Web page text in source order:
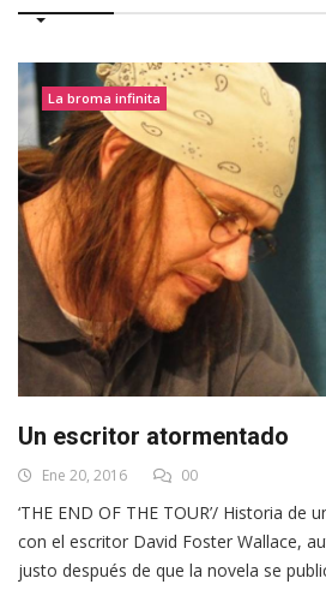
La broma infinita
Un escritor atormentado
Ene 20, 2016 00
‘THE END OF THE TOUR’/ Historia de
con el escritor David Foster Wallace,
justo después de que la novela se